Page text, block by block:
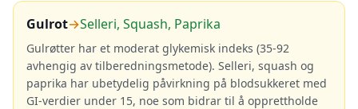
Gulrot→Selleri, Squash, Paprika
Gulrøtter har et moderat glykemisk indeks (35-92
avhengig av tilberedningsmetode). Selleri, squash og
paprika har ubetydelig påvirkning på blodsukkeret med
GI-verdier under 15, noe som bidrar til å opprettholde